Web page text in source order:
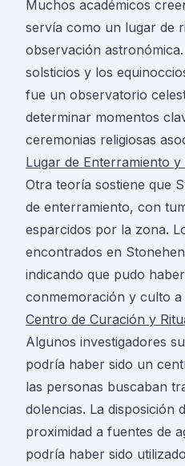
Muchos académicos
servía como un lugar de
observación
solsticios y los
fue un observatorio
determinar momentos
ceremonias religiosas
Lugar de Enterramiento
Otra teoría sostiene que
de enterramiento, con
esparcidos por la zona.
encontrados en
indicando que pudo
conmemoración y culto a
Centro de Curación y
Algunos investigadores
podría haber sido un
las personas buscaban
dolencias. La disposición
proximidad a fuentes de
podría haber sido